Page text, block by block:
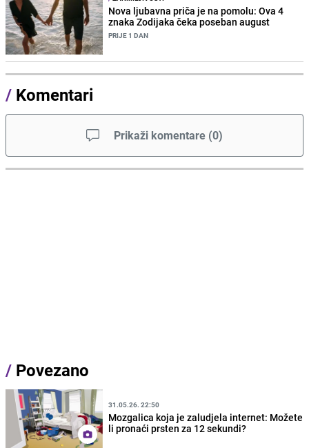
Nova ljubavna priča je na pomolu: Ova 4
znaka Zodijaka čeka poseban august
PRIJE 1 DAN
/ Komentari
Prikaži komentare (0)
/ Povezano
31.05.26. 22:50
Mozgalica koja je zaludjela internet: Možete
li pronaći prsten za 12 sekundi?